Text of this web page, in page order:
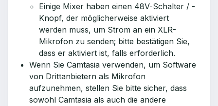
Einige Mixer haben einen 48V-Schalter / -
Knopf, der möglicherweise aktiviert
werden muss, um Strom an ein XLR-
Mikrofon zu senden; bitte bestätigen Sie,
dass er aktiviert ist, falls erforderlich.
Wenn Sie Camtasia verwenden, um Software
von Drittanbietern als Mikrofon
aufzunehmen, stellen Sie bitte sicher, dass
sowohl Camtasia als auch die andere